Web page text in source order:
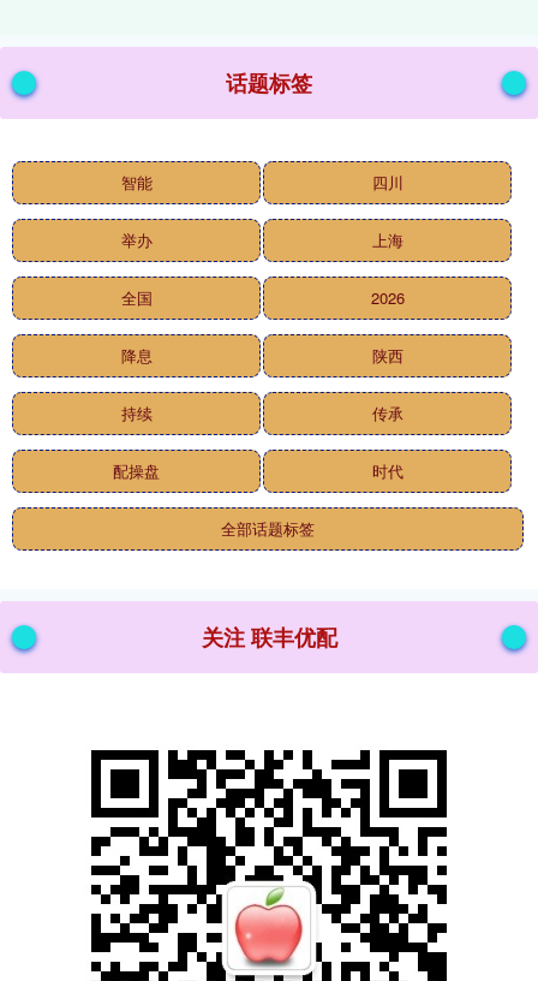
话题标签
智能 四川
举办 上海
全国 2026
降息 陕西
持续 传承
配操盘 时代
全部话题标签
关注 联丰优配